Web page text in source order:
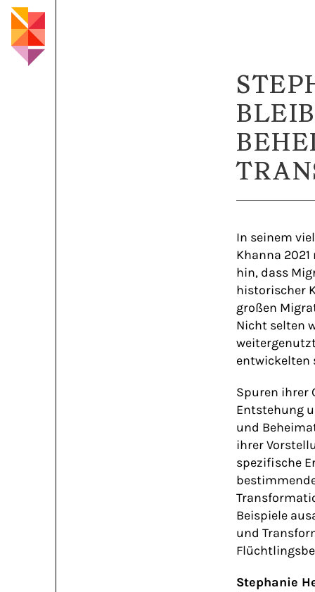
In seinem
Khanna
hin, dass
historischer
großen
Nicht selten
entwickelten
Spuren ihrer
Entstehung
und
ihrer
spezifische
Beispiele
und
Stephanie